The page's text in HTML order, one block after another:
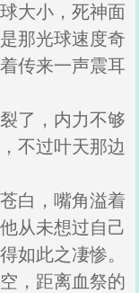
大小，死神面
那光球速度奇
传来一声震耳
了，内力不够
不过叶天那边
白，嘴角溢着
从未想过自己
如此之凄惨。
，距离血祭的